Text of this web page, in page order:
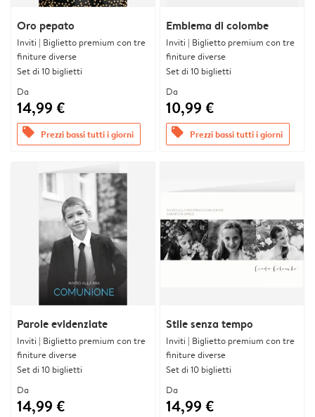
Oro pepato
Inviti | Biglietto premium con tre
finiture diverse
Set di 10 biglietti
Da
14,99 €
offers Prezzi bassi tutti i giorni
Emblema di colombe
Inviti | Biglietto premium con tre
finiture diverse
Set di 10 biglietti
Da
10,99 €
offers Prezzi bassi tutti i giorni
Parole evidenziate
Inviti | Biglietto premium con tre
finiture diverse
Set di 10 biglietti
Da
14,99 €
Stile senza tempo
Inviti | Biglietto premium con tre
finiture diverse
Set di 10 biglietti
Da
14,99 €